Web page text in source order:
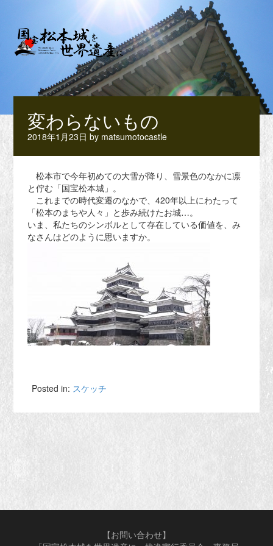
変わらないもの
2018年1月23日 by matsumotocastle
松本市で今年初めての大雪が降り、雪景色のなかに凛
と佇む「国宝松本城」。
これまでの時代変遷のなかで、420年以上にわたって
「松本のまちや人々」と歩み続けたお城…。
いま、私たちのシンボルとして存在している価値を、み
なさんはどのように思いますか。
Posted in: スケッチ
【お問い合わせ】